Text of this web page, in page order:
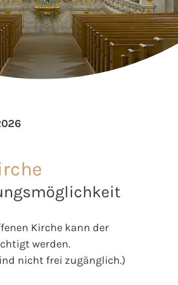
Kirche kann der
werden.
nicht frei zugänglich.)